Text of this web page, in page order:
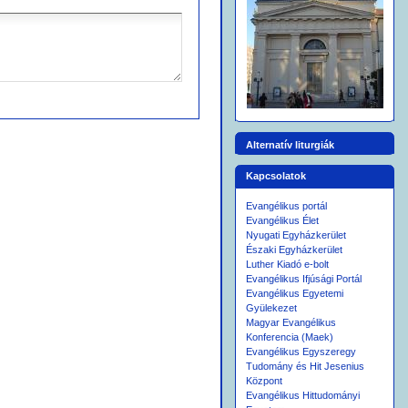
Alternatív liturgiák
Kapcsolatok
Evangélikus portál
Evangélikus Élet
Nyugati Egyházkerület
Északi Egyházkerület
Luther Kiadó e-bolt
Evangélikus Ifjúsági Portál
Evangélikus Egyetemi
Gyülekezet
Magyar Evangélikus
Konferencia (Maek)
Evangélikus Egyszeregy
Tudomány és Hit Jesenius
Központ
Evangélikus Hittudományi